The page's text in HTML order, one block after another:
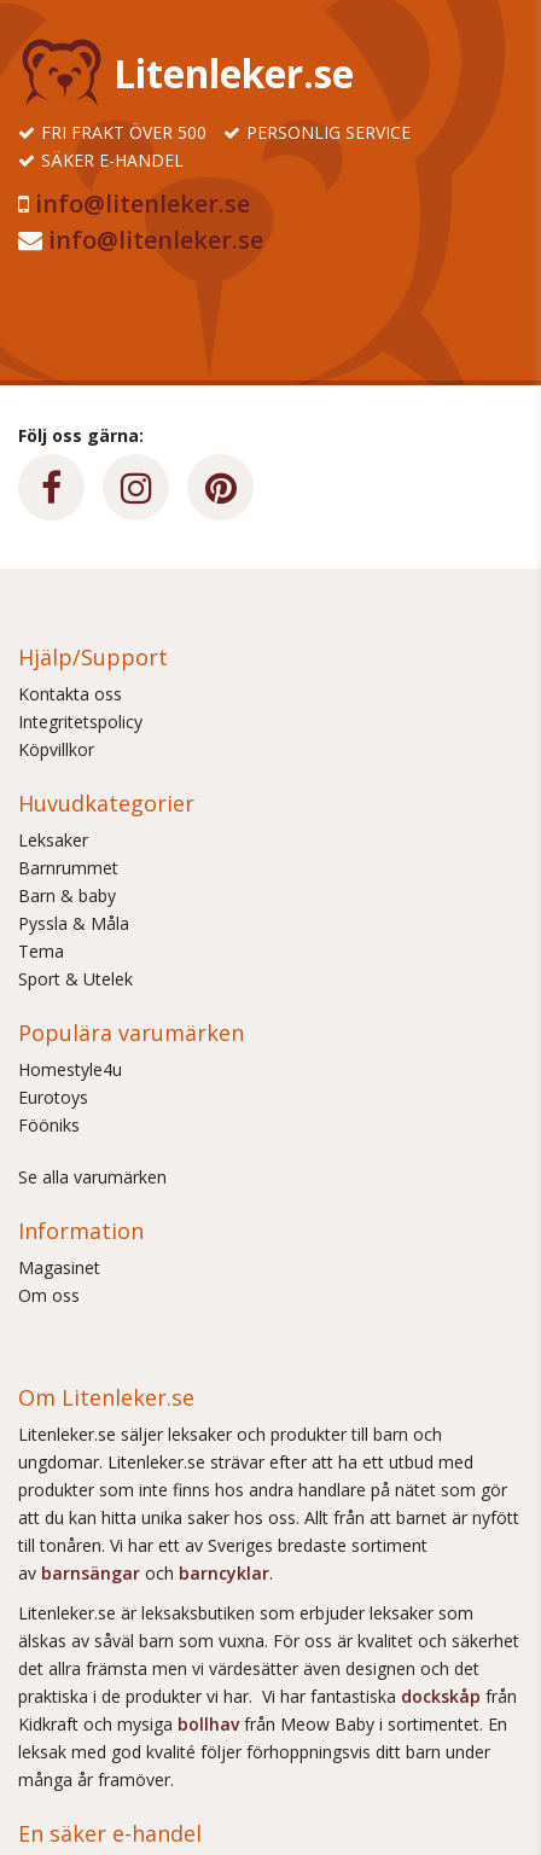
Litenleker.se
FRI FRAKT ÖVER 500
PERSONLIG SERVICE
SÄKER E-HANDEL
info@litenleker.se
info@litenleker.se
Följ oss gärna:
Hjälp/Support
Kontakta oss
Integritetspolicy
Köpvillkor
Huvudkategorier
Leksaker
Barnrummet
Barn & baby
Pyssla & Måla
Tema
Sport & Utelek
Populära varumärken
Homestyle4u
Eurotoys
Fööniks
Se alla varumärken
Information
Magasinet
Om oss
Om Litenleker.se
Litenleker.se säljer leksaker och produkter till barn och
ungdomar. Litenleker.se strävar efter att ha ett utbud med
produkter som inte finns hos andra handlare på nätet som gör
att du kan hitta unika saker hos oss. Allt från att barnet är nyfött
till tonåren. Vi har ett av Sveriges bredaste sortiment
av barnsängar och barncyklar.
Litenleker.se är leksaksbutiken som erbjuder leksaker som
älskas av såväl barn som vuxna. För oss är kvalitet och säkerhet
det allra främsta men vi värdesätter även designen och det
praktiska i de produkter vi har. Vi har fantastiska dockskåp från
Kidkraft och mysiga bollhavfrån Meow Baby i sortimentet. En
leksak med god kvalité följer förhoppningsvis ditt barn under
många år framöver.
En säker e-handel